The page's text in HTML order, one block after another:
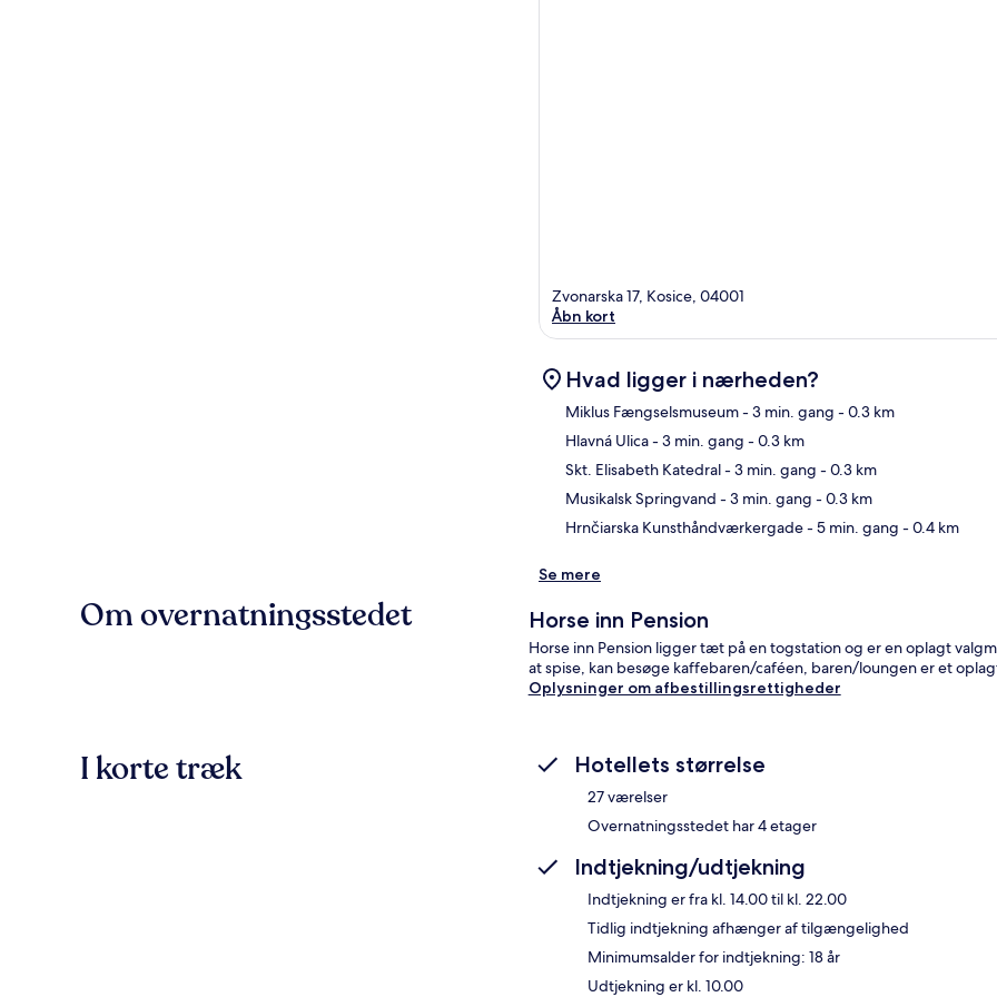
Zvonarska 17, Kosice, 04001
Åbn kort
Hvad ligger i nærheden?
Miklus Fængselsmuseum- 3 min. gang - 0.3 km
Hlavná Ulica- 3 min. gang - 0.3 km
Skt. Elisabeth Katedral- 3 min. gang - 0.3 km
Musikalsk Springvand - 3 min. gang - 0.3 km
Hrnčiarska Kunsthåndværkergade- 5 min. gang - 0.4 km
Se mere
Om overnatningsstedet Horse inn Pension
Horse inn Pension ligger tæt på en togstation og er en oplagt
at spise, kan besøge kaffebaren/caféen, baren/loungen er et
Oplysninger om afbestillingsrettigheder
I korte træk Hotellets størrelse
27 værelser
Overnatningsstedet har 4 etager
Indtjekning/udtjekning
Indtjekning er fra kl. 14.00 til kl. 22.00
Tidlig indtjekning afhænger af tilgængelighed
Minimumsalder for indtjekning: 18 år
Udtjekning er kl. 10.00